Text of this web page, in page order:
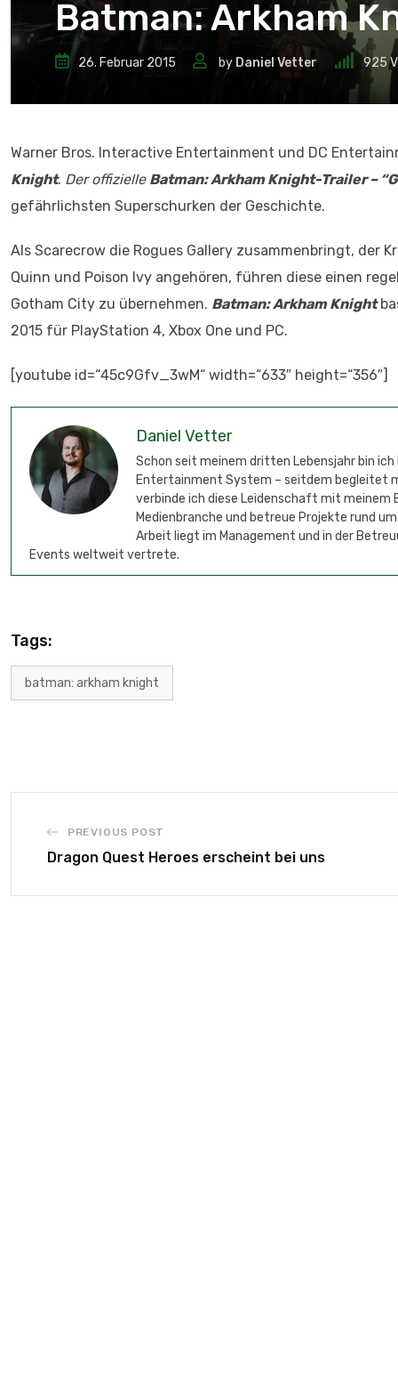
Batman: Arkham
26. Februar 2015 by Daniel Vetter 925
Warner Bros. Interactive Entertainment und DC
Knight. Der offizielle Batman: Arkham Knight-Trailer –
gefährlichsten Superschurken der Geschichte.
Als Scarecrow die Rogues Gallery zusammenbringt, der
Quinn und Poison Ivy angehören, führen diese einen
Gotham City zu übernehmen. Batman: Arkham Knight
2015 für PlayStation 4, Xbox One und PC.
[youtube id=“45c9Gfv_3wM“ width=“633″ height=“356″]
Daniel Vetter
Schon seit meinem dritten Lebensjahr bin
Entertainment System – seitdem begleitet
verbinde ich diese Leidenschaft mit meinem
Medienbranche und betreue Projekte rund
Arbeit liegt im Management und in der
Events weltweit vertrete.
Tags:
batman: arkham knight
PREVIOUS POST
Dragon Quest Heroes erscheint bei uns